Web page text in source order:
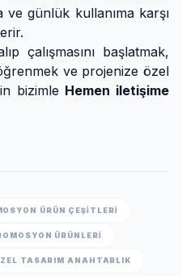
ve günlük kullanıma karşı
çalışmasını başlatmak,
ve projenize özel
bizimle Hemen iletişime
ÜRÜN ÇEŞITLERI
ÜRÜNLERİ
TASARIM ANAHTARLIK